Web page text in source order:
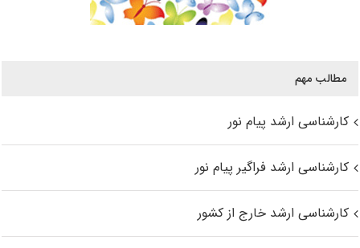
مطالب مهم
کارشناسی ارشد پیام نور
کارشناسی ارشد فراگیر پیام نور
کارشناسی ارشد خارج از کشور